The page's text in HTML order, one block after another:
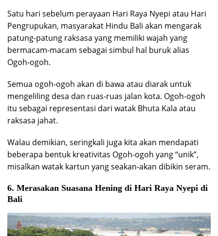
Satu hari sebelum perayaan Hari Raya Nyepi atau Hari
Pengrupukan, masyarakat Hindu Bali akan mengarak
patung-patung raksasa yang memiliki wajah yang
bermacam-macam sebagai simbul hal buruk alias
Ogoh-ogoh.
Semua ogoh-ogoh akan di bawa atau diarak untuk
mengeliling desa dan ruas-ruas jalan kota. Ogoh-ogoh
itu sebagai representasi dari watak Bhuta Kala atau
raksasa jahat.
Walau demikian, seringkali juga kita akan mendapati
beberapa bentuk kreativitas Ogoh-ogoh yang “unik”,
misalkan watak kartun yang seakan-akan dibikin seram.
6. Merasakan Suasana Hening di Hari Raya Nyepi di
Bali